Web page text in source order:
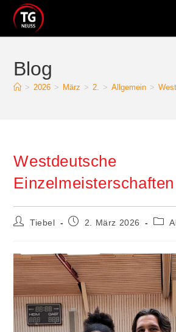
Inhalt
springen
Blog
> 2026 > März > 2. > Allgemein >
Westdeutsche
Beitrags-
Tiebel
Beitrag2. März 2026